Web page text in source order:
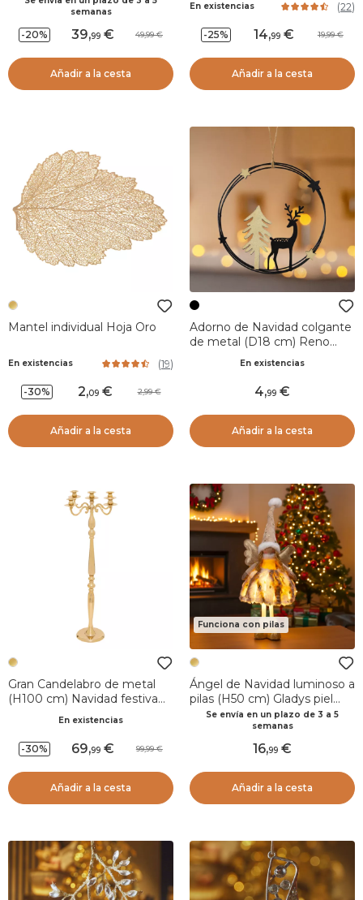
Blanco cálidosemanas
-20% 39,99 49,99
Añadir a la cesta
En existencias (22)
-25% 14,99 19,99
Añadir a la cesta
Mantel individual Hoja Oro
En existencias (19)
-30% 2,09 2,99
Añadir a la cesta
Adorno de Navidad colgante
de metal (D18 cm) Reno
chic Negro y dorado
En existencias
4,99
Añadir a la cesta
Gran Candelabro de metal
(H100 cm) Navidad festiva
En existencias
-30% 69,99 99,99
Añadir a la cesta
Funciona con pilas
Ángel de Navidad luminoso a
pilas (H50 cm) Gladys piel
Dorado
Se envía en un plazo de 3 a 5
semanas
16,99
Añadir a la cesta